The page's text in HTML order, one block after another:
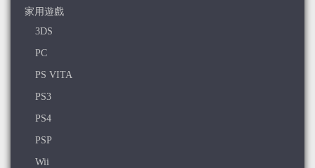
家用遊戲
3DS
PC
PS VITA
PS3
PS4
PSP
Wii